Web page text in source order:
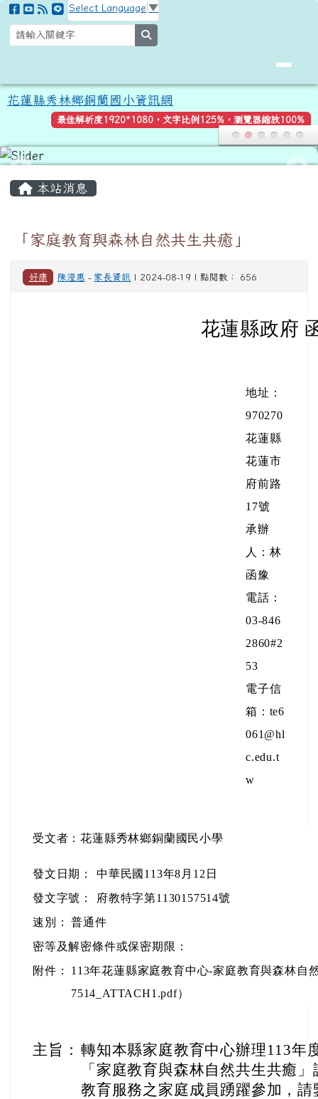
跳至主內容區
花蓮縣秀林鄉銅蘭國小資訊網
Select Language ▼
花蓮縣秀林鄉銅蘭國小資訊網
最佳解析度1920*1080，文字比例125%，瀏覽器縮放100%
本站消息
「家庭教育與森林自然共生共癒」
好康 陳瀅惠 - 家長資訊 | 2024-08-19 | 點閱數： 656
花蓮縣政府
地址：
970270
花蓮縣
花蓮市
府前路
17號
承辦
人：林
函豫
電話：
03-846
2860#2
53
電子信
箱：te6
061@hl
c.edu.t
w
受文者：花蓮縣秀林鄉銅蘭國民小學
發文日期：
中華民國113年8月12日
發文字號：
府教特字第1130157514號
速別：
普通件
密等及解密條件或保密期限：
附件：
113年花蓮縣家庭教育中心-家庭教育與森林自
7514_ATTACH1.pdf）
主旨： 轉知本縣家庭教育中心辦理113年
「家庭教育與森林自然共生共癒
教育服務之家庭成員踴躍參加，請